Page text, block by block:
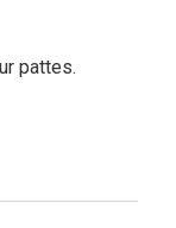
pattes.